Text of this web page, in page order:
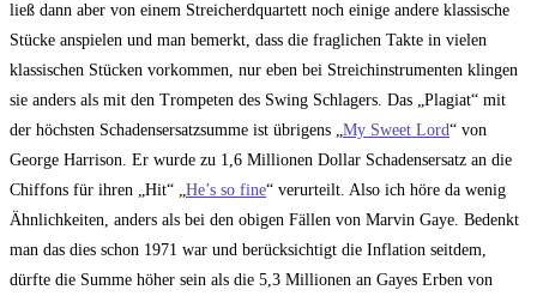
ließ dann aber von einem Streicherdquartett noch einige andere klassische
Stücke anspielen und man bemerkt, dass die fraglichen Takte in vielen
klassischen Stücken vorkommen, nur eben bei Streichinstrumenten klingen
sie anders als mit den Trompeten des Swing Schlagers. Das „Plagiat“ mit
der höchsten Schadensersatzsumme ist übrigens „My Sweet Lord“ von
George Harrison. Er wurde zu 1,6 Millionen Dollar Schadensersatz an die
Chiffons für ihren „Hit“ „He’s so fine“ verurteilt. Also ich höre da wenig
Ähnlichkeiten, anders als bei den obigen Fällen von Marvin Gaye. Bedenkt
man das dies schon 1971 war und berücksichtigt die Inflation seitdem,
dürfte die Summe höher sein als die 5,3 Millionen an Gayes Erben von